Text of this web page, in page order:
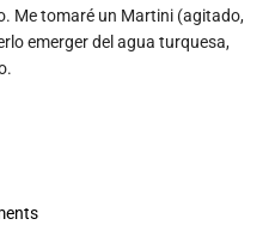
Me tomaré un Martini (agitado,
emerger del agua turquesa,